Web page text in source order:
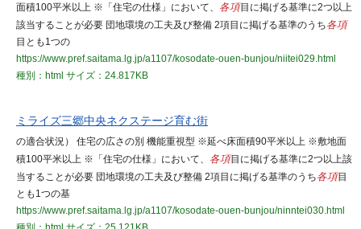
面積100平米以上 ※「住宅の仕様」において、 各項目に掲げる基準に2つ以上
該当することが必要 団地環境の工夫及び整備 2項目に掲げる基準のうち各項
目とも1つの
https://www.pref.saitama.lg.jp/a1107/kosodate-ouen-bunjou/niitei029.html
種別：html サイズ：24.817KB
ミライズ三郷中央ネクステージ育む街
の適合状況） 住宅の広さの別 機能重視型 ※延べ床面積90平米以上 ※敷地面
積100平米以上 ※「住宅の仕様」において、 各項目に掲げる基準に2つ以上該
当することが必要 団地環境の工夫及び整備 2項目に掲げる基準のうち各項目
とも1つの基
https://www.pref.saitama.lg.jp/a1107/kosodate-ouen-bunjou/ninntei030.html